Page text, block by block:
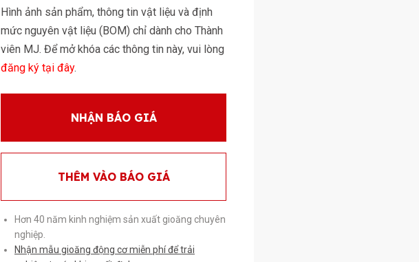
Hình ảnh sản phẩm, thông tin vật liệu và định
mức nguyên vật liệu (BOM) chỉ dành cho Thành
viên MJ. Để mở khóa các thông tin này, vui lòng
đăng ký tại đây.
NHẬN BÁO GIÁ
THÊM VÀO BÁO GIÁ
Hơn 40 năm kinh nghiệm sản xuất gioăng chuyên
nghiệp.
Nhận mẫu gioăng động cơ miễn phí để trải